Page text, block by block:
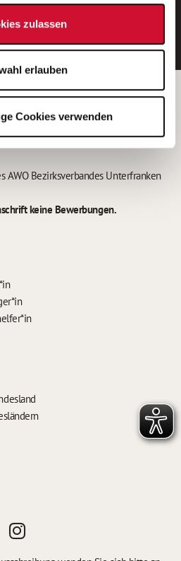
zulassen
erlauben
Cookies verwenden
eintragen
GmbH
AWO Bezirksverbandes Unterfranken
keine Bewerbungen.